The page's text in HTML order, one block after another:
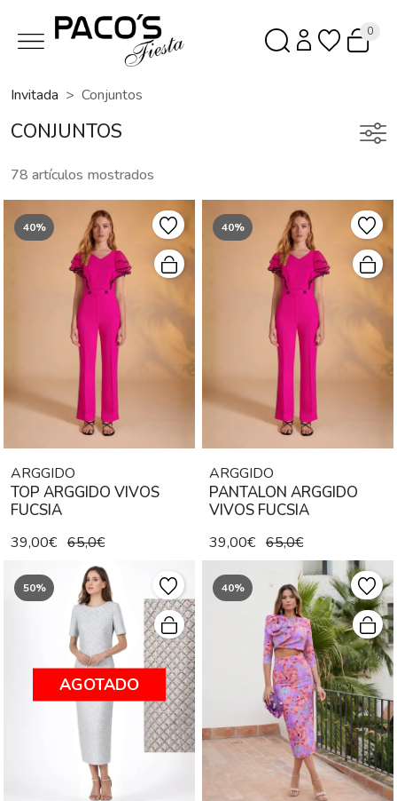
0
Invitada Conjuntos
CONJUNTOS
78 artículos mostrados
40%
ARGGIDO
TOP ARGGIDO VIVOS
FUCSIA
39,00€ 65,0€
40%
ARGGIDO
PANTALON ARGGIDO
VIVOS FUCSIA
39,00€ 65,0€
50%
AGOTADO
40%